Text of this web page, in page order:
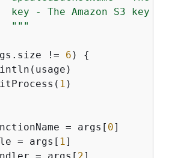
key - The Amazon S3 key
"""
!= 6 ) {
1 )
= args[ 0]
= args[ 1 ]
= args[ 2]